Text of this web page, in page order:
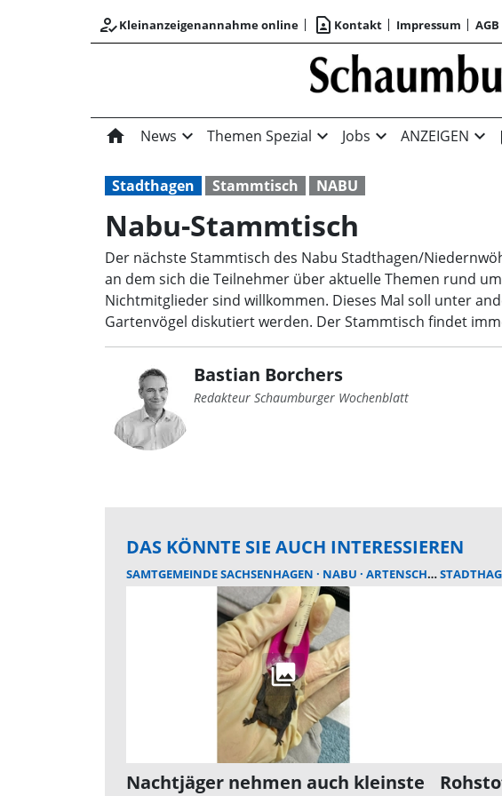
how_to_regKleinanzeigenannahme online contact_page Kontakt Impressum AGB
home News expand_more Themen Spezial expand_more Jobs expand_more ANZEIGEN expand_more
Stadthagen Stammtisch NABU
Nabu-Stammtisch
Der nächste Stammtisch des Nabu Stadthagen/
an dem sich die Teilnehmer über aktuelle Themen rund
Nichtmitglieder sind willkommen. Dieses Mal soll unter
Gartenvögel diskutiert werden. Der Stammtisch findet
Bastian Borchers
Redakteur Schaumburger Wochenblatt
DAS KÖNNTE SIE AUCH INTERESSIEREN
SAMTGEMEINDE SACHSENHAGEN NABU ARTENSCHUTZ
Nachtjäger nehmen auch kleinste